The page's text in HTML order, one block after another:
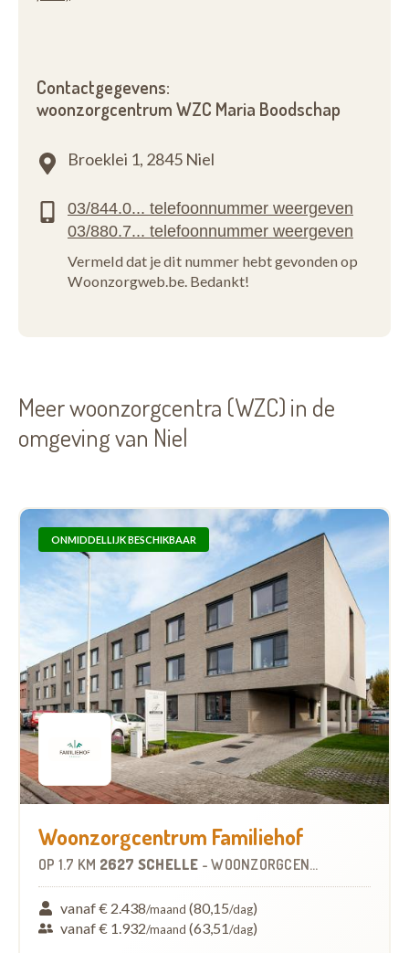
Contactgegevens:
woonzorgcentrum WZC Maria Boodschap
Broeklei 1, 2845 Niel
Vermeld dat je dit nummer hebt gevonden op
Woonzorgweb.be. Bedankt!
Meer woonzorgcentra (WZC) in de
omgeving van Niel
ONMIDDELLIJK BESCHIKBAAR
Woonzorgcentrum Familiehof
OP 1.7 KM 2627 SCHELLE -WOONZORGCENTRUM (WZC)
vanaf € 2.438/maand (80,15/dag)
vanaf € 1.932/maand (63,51/dag)